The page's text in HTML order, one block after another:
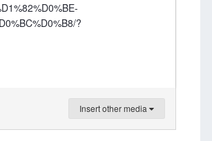
?
Insert other media